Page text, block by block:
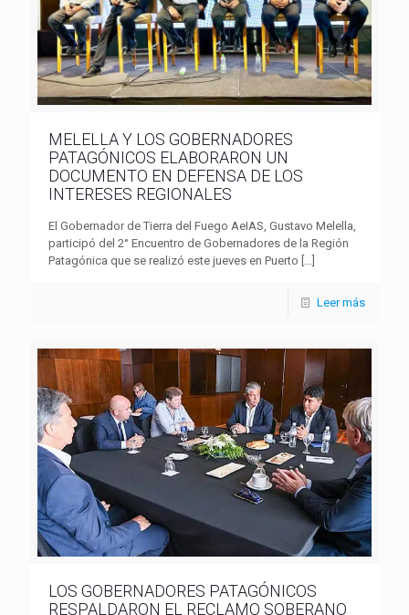
MELELLA Y LOS GOBERNADORES
PATAGÓNICOS ELABORARON UN
DOCUMENTO EN DEFENSA DE LOS
INTERESES REGIONALES
El Gobernador de Tierra del Fuego AeIAS, Gustavo Melella,
participó del 2° Encuentro de Gobernadores de la Región
Patagónica que se realizó este jueves en Puerto […]
Leer más
LOS GOBERNADORES PATAGÓNICOS
RESPALDARON EL RECLAMO SOBERANO